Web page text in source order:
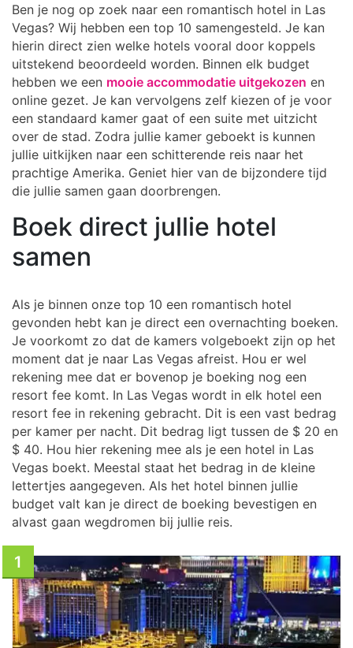
Ben je nog op zoek naar een romantisch hotel in Las
Vegas? Wij hebben een top 10 samengesteld. Je kan
hierin direct zien welke hotels vooral door koppels
uitstekend beoordeeld worden. Binnen elk budget
hebben we een mooie accommodatie uitgekozen en
online gezet. Je kan vervolgens zelf kiezen of je voor
een standaard kamer gaat of een suite met uitzicht
over de stad. Zodra jullie kamer geboekt is kunnen
jullie uitkijken naar een schitterende reis naar het
prachtige Amerika. Geniet hier van de bijzondere tijd
die jullie samen gaan doorbrengen.
Boek direct jullie hotel
samen
Als je binnen onze top 10 een romantisch hotel
gevonden hebt kan je direct een overnachting boeken.
Je voorkomt zo dat de kamers volgeboekt zijn op het
moment dat je naar Las Vegas afreist. Hou er wel
rekening mee dat er bovenop je boeking nog een
resort fee komt. In Las Vegas wordt in elk hotel een
resort fee in rekening gebracht. Dit is een vast bedrag
per kamer per nacht. Dit bedrag ligt tussen de $ 20 en
$ 40. Hou hier rekening mee als je een hotel in Las
Vegas boekt. Meestal staat het bedrag in de kleine
lettertjes aangegeven. Als het hotel binnen jullie
budget valt kan je direct de boeking bevestigen en
alvast gaan wegdromen bij jullie reis.
1